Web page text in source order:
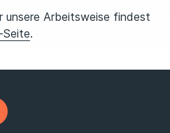
unsere Arbeitsweise findest
Seite.